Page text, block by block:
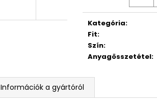
Kategória:
Fit:
Szín:
Anyagösszetétel:
Információk a gyártóról